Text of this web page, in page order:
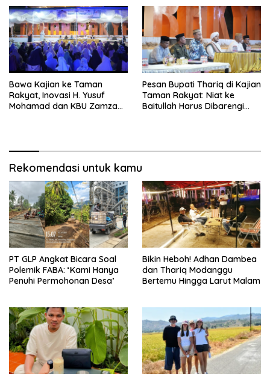
Bawa Kajian ke Taman
Rakyat, Inovasi H. Yusuf
Mohamad dan KBU Zamzam
Pesan Bupati Thariq di Kajian
Taman Rakyat: Niat ke
Baitullah Harus Dibarengi
Rekomendasi untuk kamu
PT GLP Angkat Bicara Soal
Polemik FABA: ‘Kami Hanya
Penuhi Permohonan Desa’
Bikin Heboh! Adhan Dambea
dan Thariq Modanggu
Bertemu Hingga Larut Malam